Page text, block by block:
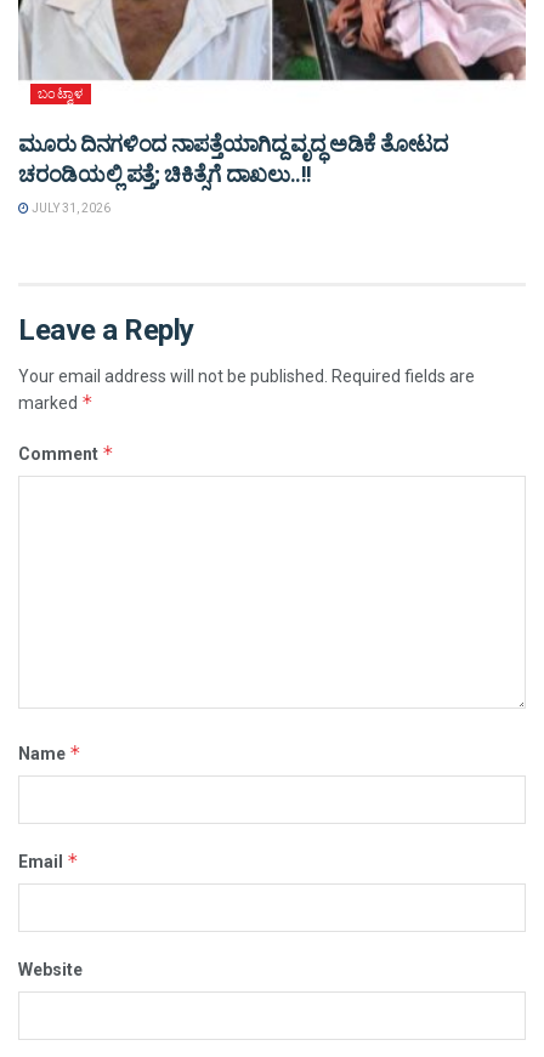
ಬಂಟ್ವಾಳ
ಮೂರು ದಿನಗಳಿಂದ ನಾಪತ್ತೆಯಾಗಿದ್ದ ವೃದ್ಧ ಅಡಿಕೆ ತೋಟದ
ಚರಂಡಿಯಲ್ಲಿ ಪತ್ತೆ; ಚಿಕಿತ್ಸೆಗೆ ದಾಖಲು..!!
JULY 31, 2026
Leave a Reply
Your email address will not be published.
Required fields are
marked *
Comment *
Name *
Email *
Website